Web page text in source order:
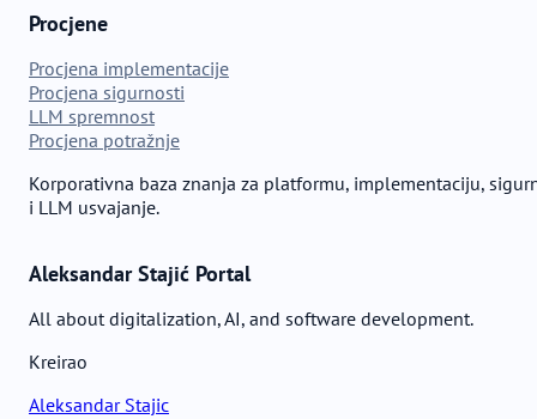
Procjene
Procjena implementacije
Procjena sigurnosti
LLM spremnost
Procjena potražnje
Korporativna baza znanja za platformu, implementaciju,
i LLM usvajanje.
Aleksandar Stajić Portal
All about digitalization, AI, and software development.
Kreirao
Aleksandar Stajic